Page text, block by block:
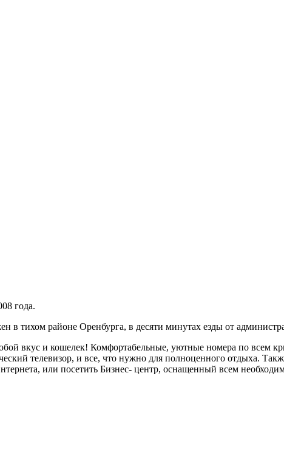
года.
тихом районе Оренбурга, в десяти минутах езды от
вкус и кошелек! Комфортабельные, уютные номера по всем
телевизор, и все, что нужно для полноценного отдыха.
или посетить Бизнес- центр, оснащенный всем